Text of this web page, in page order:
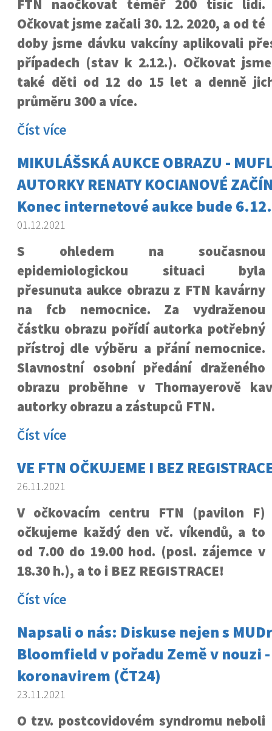
FTN naočkovat téměř 200 tisíc lidí.
Očkovat jsme začali 30. 12. 2020, a od té
doby jsme dávku vakcíny aplikovali
případech (stav k 2.12.). Očkovat
také děti od 12 do 15 let a denně
průměru 300 a více.
Číst více
MIKULÁŠSKÁ AUKCE OBRAZU -
AUTORKY RENATY KOCIANOVÉ
Konec internetové aukce bude
01.12.2021
S ohledem na současnou
epidemiologickou situaci byla
přesunuta aukce obrazu z FTN kavárny
na fcb nemocnice. Za vydraženou
částku obrazu pořídí autorka potřebný
přístroj dle výběru a přání nemocnice.
Slavnostní osobní předání draženého
obrazu proběhne v Thomayerově
autorky obrazu a zástupců FTN.
Číst více
VE FTN OČKUJEME I BEZ
26.11.2021
V očkovacím centru FTN (pavilon F)
očkujeme každý den vč. víkendů, a to
od 7.00 do 19.00 hod. (posl. zájemce v
18.30 h.), a to i BEZ REGISTRACE!
Číst více
Napsali o nás: Diskuse nejen s
Bloomfield v pořadu Země v nouzi
koronavirem (ČT24)
23.11.2021
O tzv. postcovidovém syndromu neboli